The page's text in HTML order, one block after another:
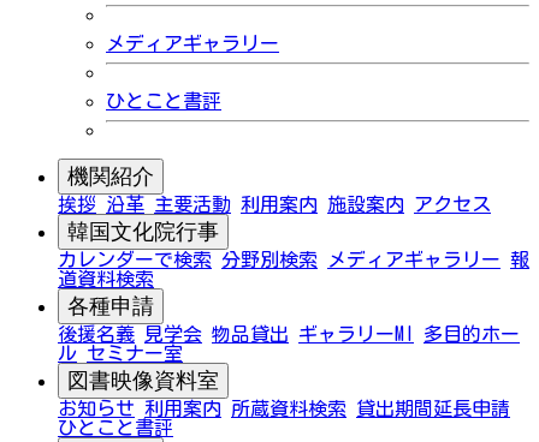
メディアギャラリー
ひとこと書評
機関紹介
挨拶 沿革 主要活動 利用案内 施設案内 アクセス
韓国文化院行事
カレンダーで検索 分野別検索 メディアギャラリー 報
道資料検索
各種申請
後援名義 見学会 物品貸出 ギャラリーMI
多目的ホー
ル セミナー室
図書映像資料室
お知らせ 利用案内 所蔵資料検索
貸出期間延長申請
ひとこと書評